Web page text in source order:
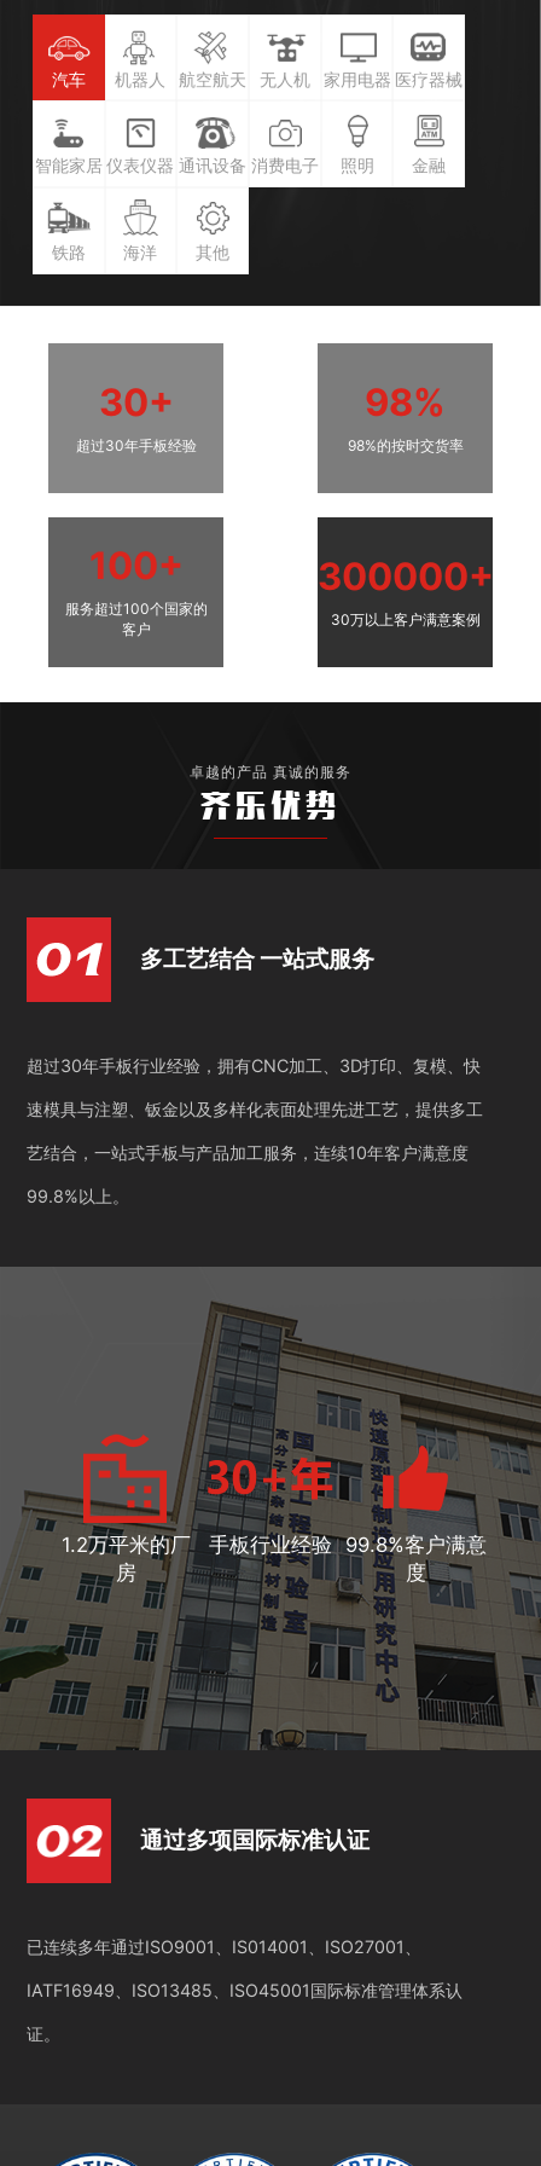
汽车 机器人 航空航天 无人机 家用电器 医疗器械
智能家居 仪表仪器 通讯设备 消费电子 照明 金融
铁路 海洋 其他
30+
超过30年手板经验
98%
98%的按时交货率
100+
服务超过100个国家的
客户
300000+
30万以上客户满意案例
卓越的产品 真诚的服务
齐乐优势
多工艺结合 一站式服务
超过30年手板行业经验，拥有CNC加工、3D打印、复模、快
速模具与注塑、钣金以及多样化表面处理先进工艺，提供多工
艺结合，一站式手板与产品加工服务，连续10年客户满意度
99.8%以上。
1.2万平米的厂
房
手板行业经验 99.8%客户满意
度
通过多项国际标准认证
已连续多年通过ISO9001、IS014001、ISO27001、
IATF16949、ISO13485、ISO45001国际标准管理体系认
证。